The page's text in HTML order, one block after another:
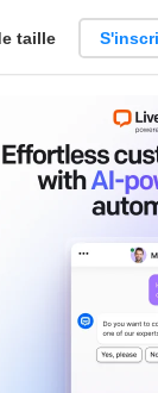
taille